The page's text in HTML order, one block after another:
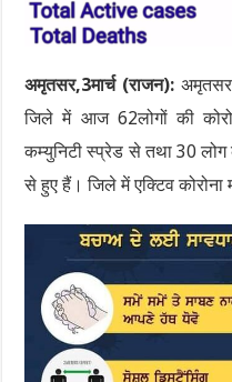
अमृतसर,3मार्च (राजन):अमृतसर
जिले में आज 62लोगों की
कम्युनिटी स्प्रेड से तथा 30
से हुए हैं। जिले में एक्टिव